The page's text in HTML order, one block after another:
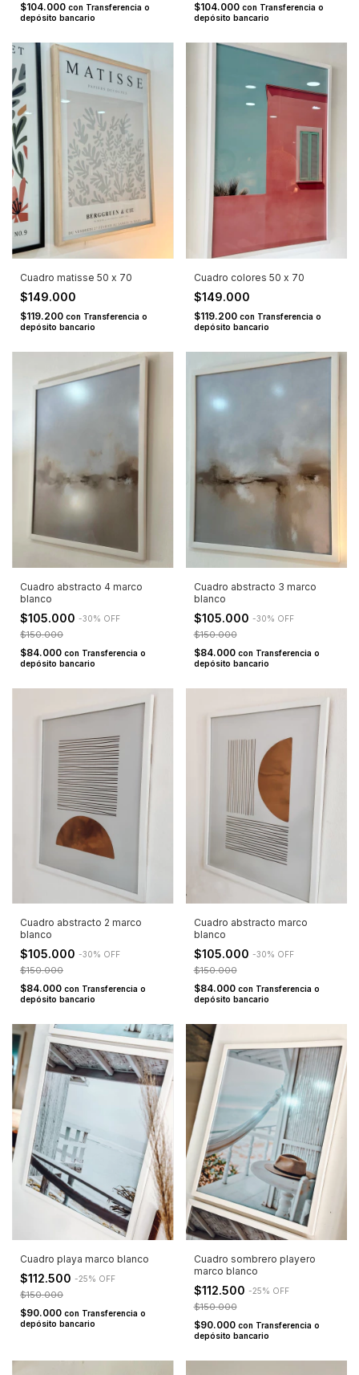
$104.000 con Transferencia o
depósito bancario
$104.000 con Transferencia o
depósito bancario
Cuadro matisse 50 x 70
$149.000
$119.200 con Transferencia o
depósito bancario
Cuadro colores 50 x 70
$149.000
$119.200 con Transferencia o
depósito bancario
Cuadro abstracto 4 marco
blanco
$105.000 -30% OFF
$150.000
$84.000 con Transferencia o
depósito bancario
Cuadro abstracto 3 marco
blanco
$105.000 -30% OFF
$150.000
$84.000 con Transferencia o
depósito bancario
Cuadro abstracto 2 marco
blanco
$105.000 -30% OFF
$150.000
$84.000 con Transferencia o
depósito bancario
Cuadro abstracto marco
blanco
$105.000 -30% OFF
$150.000
$84.000 con Transferencia o
depósito bancario
Cuadro playa marco blanco
$112.500 -25% OFF
$150.000
$90.000 con Transferencia o
depósito bancario
Cuadro sombrero playero
marco blanco
$112.500 -25% OFF
$150.000
$90.000 con Transferencia o
depósito bancario